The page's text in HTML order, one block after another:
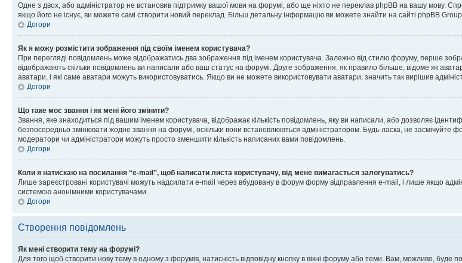
Одне з двох, або адміністратор не встановив підтримку вашої мови на форумі, або ще ніхто не переклав phpBB на вашу мову.
якщо його не існує, ви можете самі створити новий переклад. Більш детальну інформацію ви можете знайти на сайті phpBB
Догори
Як я можу розмістити зображення під своїм іменем користувача?
При перегляді повідомлень може відображатись два зображення під іменем користувача. Залежно від стилю форуму, перше
відображають скільки повідомлень ви написали або ваш статус на форумі. Друге зображення, як правило більше, відоме як
аватари, і які саме аватари можуть використовуватись. Якщо ви не можете використовувати аватари, значить так вирішив
Догори
Що таке моє звання і як мені його змінити?
Звання, яке знаходиться під вашим іменем користувача, відображає кількість повідомлень, яку ви написали, або дозволяє
безпосередньо змінювати жодне звання на форумі, оскільки вони встановлюються адміністратором. Будь-ласка, не засмічуйте
модератори чи адміністратори можуть просто зменшити кількість написаних вами повідомлень.
Догори
Коли я натискаю на посилання “e-mail”, щоб написати листа користувачу, від мене вимагається залогуватись?
Лише зареєстровані користувачі можуть надсилати e-mail через вбудовану в форум форму відправлення e-mail, і лише якщо
системою анонімними користувачами.
Догори
Створення повідомлень
Як мені створити тему на форумі?
Для того щоб створити нову тему в одному з форумів, натисність відповідну кнопку в вікні форуму або теми. Вам, можливо, буде